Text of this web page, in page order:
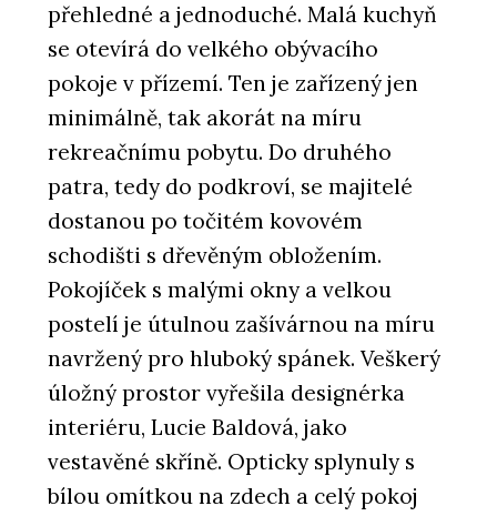
přehledné a jednoduché. Malá kuchyň
se otevírá do velkého obývacího
pokoje v přízemí. Ten je zařízený jen
minimálně, tak akorát na míru
rekreačnímu pobytu. Do druhého
patra, tedy do podkroví, se majitelé
dostanou po točitém kovovém
schodišti s dřevěným obložením.
Pokojíček s malými okny a velkou
postelí je útulnou zašívárnou na míru
navržený pro hluboký spánek. Veškerý
úložný prostor vyřešila designérka
interiéru, Lucie Baldová, jako
vestavěné skříně. Opticky splynuly s
bílou omítkou na zdech a celý pokoj